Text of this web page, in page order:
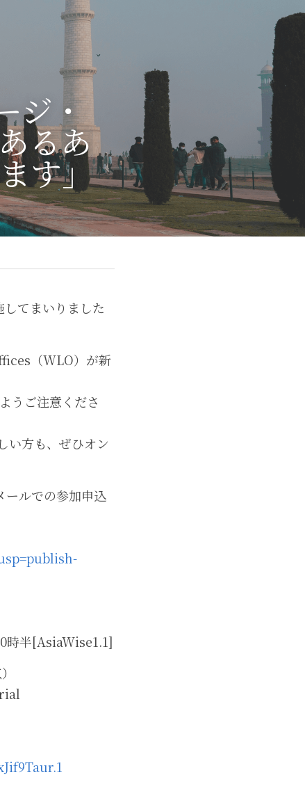
ジ・
るあ
す」
てまいりました
（WLO）が新
うご注意くださ
い方も、ぜひオン
ルでの参加申込
時半[AsiaWise1.1]